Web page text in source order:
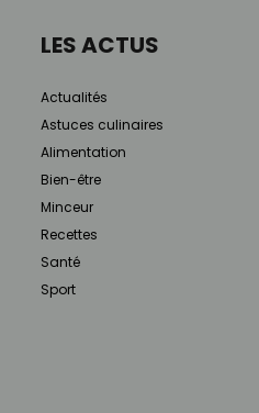
LES ACTUS
Actualités
Astuces culinaires
Alimentation
Bien-être
Minceur
Recettes
Santé
Sport